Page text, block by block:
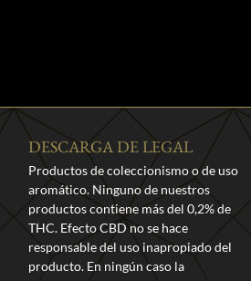
DESCARGA DE LEGAL
Productos de coleccionismo o de uso
aromático. Ninguno de nuestros
productos contiene más del 0,2% de
THC. Efecto CBD no se hace
responsable del uso inapropiado del
producto. En ningún caso la